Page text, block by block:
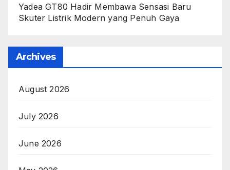
Yadea GT80 Hadir Membawa Sensasi Baru
Skuter Listrik Modern yang Penuh Gaya
Archives
August 2026
July 2026
June 2026